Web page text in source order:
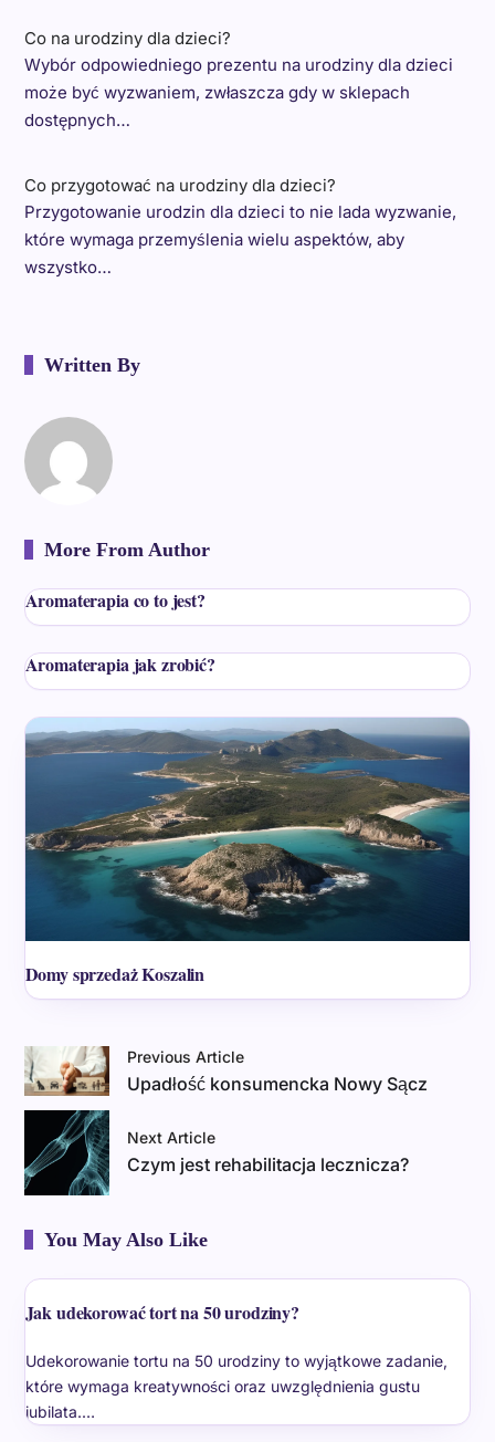
Co na urodziny dla dzieci?
Wybór odpowiedniego prezentu na urodziny dla dzieci
może być wyzwaniem, zwłaszcza gdy w sklepach
dostępnych…
Co przygotować na urodziny dla dzieci?
Przygotowanie urodzin dla dzieci to nie lada wyzwanie,
które wymaga przemyślenia wielu aspektów, aby
wszystko…
Written By
More From Author
Aromaterapia co to jest?
Aromaterapia jak zrobić?
Domy sprzedaż Koszalin
Previous Article
Upadłość konsumencka Nowy Sącz
Next Article
Czym jest rehabilitacja lecznicza?
You May Also Like
Jak udekorować tort na 50 urodziny?
Udekorowanie tortu na 50 urodziny to wyjątkowe zadanie,
które wymaga kreatywności oraz uwzględnienia gustu
jubilata.…